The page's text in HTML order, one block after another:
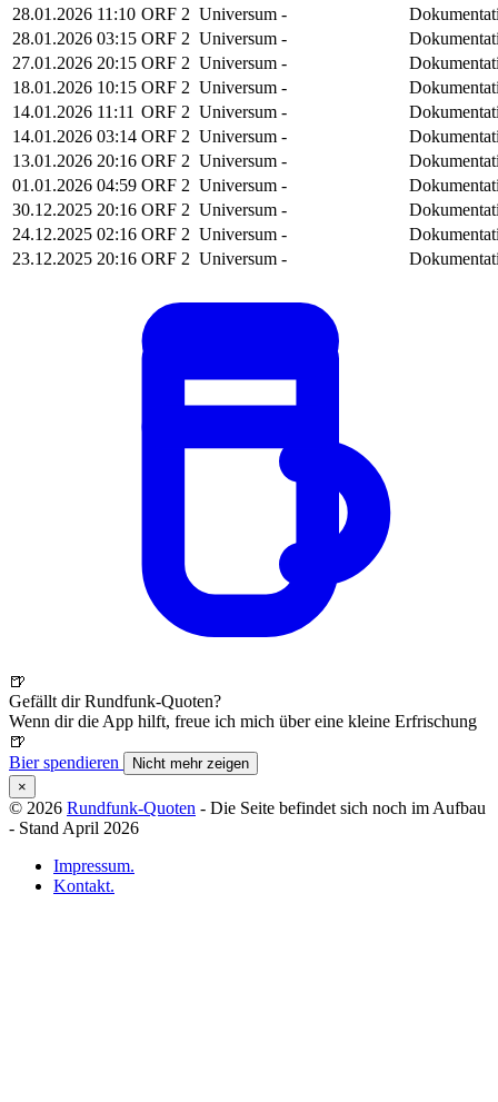
28.01.2026 11:10 ORF 2 Universum -
28.01.2026 03:15 ORF 2 Universum -
27.01.2026 20:15 ORF 2 Universum -
18.01.2026 10:15 ORF 2 Universum -
14.01.2026 11:11 ORF 2 Universum -
14.01.2026 03:14 ORF 2 Universum -
13.01.2026 20:16 ORF 2 Universum -
01.01.2026 04:59 ORF 2 Universum -
30.12.2025 20:16 ORF 2 Universum -
24.12.2025 02:16 ORF 2 Universum -
23.12.2025 20:16 ORF 2 Universum -
🍺
Gefällt dir Rundfunk-Quoten?
Wenn dir die App hilft, freue ich mich über eine kleine Erfrischung
🍺
Bier spendieren
Nicht mehr zeigen
×
© 2026 Rundfunk-Quoten - Die Seite befindet sich noch im Aufbau
- Stand April 2026
Impressum.
Kontakt.